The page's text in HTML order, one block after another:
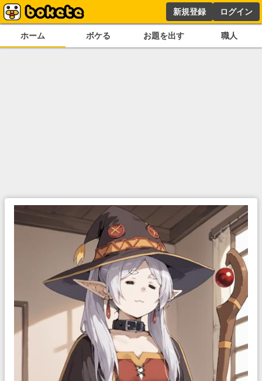
新規登録 ログイン
ホーム ボケる お題を出す 職人